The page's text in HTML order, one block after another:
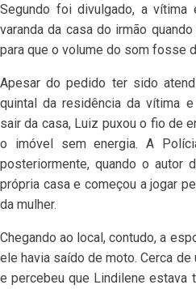
Segundo foi divulgado, a vítima
varanda da casa do irmão
para que o volume do som fosse
Apesar do pedido ter sido
quintal da residência da vítima
sair da casa, Luiz puxou o fio de
o imóvel sem energia. A
posteriormente, quando o autor
própria casa e começou a jogar
da mulher.
Chegando ao local, contudo, a
ele havia saído de moto. Cerca
e percebeu que Lindilene estava